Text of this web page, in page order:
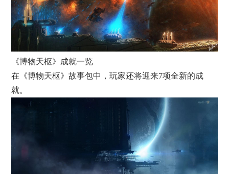
《博物天枢》成就一览
在《博物天枢》故事包中，玩家还将迎来7项全新的成
就。